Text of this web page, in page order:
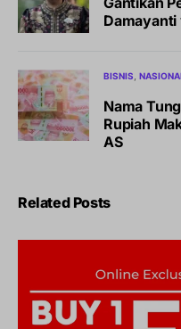
BISNIS
Nama
Rupiah
AS
Related Posts